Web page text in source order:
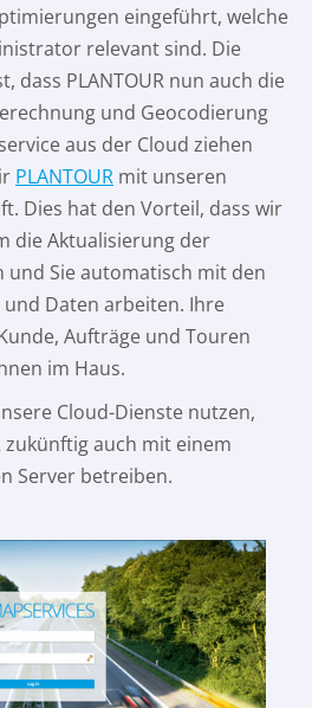
eingeführt, welche
relevant sind. Die
dass PLANTOUR nun auch die
und Geocodierung
aus der Cloud ziehen
PLANTOUR mit unseren
Dies hat den Vorteil, dass wir
die Aktualisierung der
Sie automatisch mit den
Daten arbeiten. Ihre
Aufträge und Touren
im Haus.
Cloud-Dienste nutzen,
zukünftig auch mit einem
Server betreiben.